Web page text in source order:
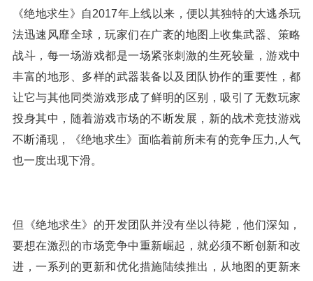
《绝地求生》自2017年上线以来，便以其独特的大逃杀玩
法迅速风靡全球，玩家们在广袤的地图上收集武器、策略
战斗，每一场游戏都是一场紧张刺激的生死较量，游戏中
丰富的地形、多样的武器装备以及团队协作的重要性，都
让它与其他同类游戏形成了鲜明的区别，吸引了无数玩家
投身其中，随着游戏市场的不断发展，新的战术竞技游戏
不断涌现，《绝地求生》面临着前所未有的竞争压力,人气
也一度出现下滑。
但《绝地求生》的开发团队并没有坐以待毙，他们深知，
要想在激烈的市场竞争中重新崛起，就必须不断创新和改
进，一系列的更新和优化措施陆续推出，从地图的更新来